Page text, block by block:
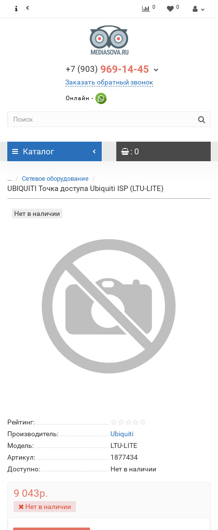
0 0
+7 (903) 969-14-45
Заказать обратный звонок
Онлайн -
Каталог : 0
... Сетевое оборудование
UBIQUITI Точка доступа Ubiquiti ISP (LTU-LITE)
Нет в наличии
Рейтинг:
Производитель:
Ubiquiti
Модель:
LTU-LITE
Артикул:
1877434
Доступно:
Нет в наличии
9 043р.
Нет в наличии